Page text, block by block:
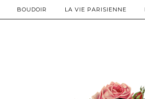
BOUDOIR LA VIE PARISIENNE